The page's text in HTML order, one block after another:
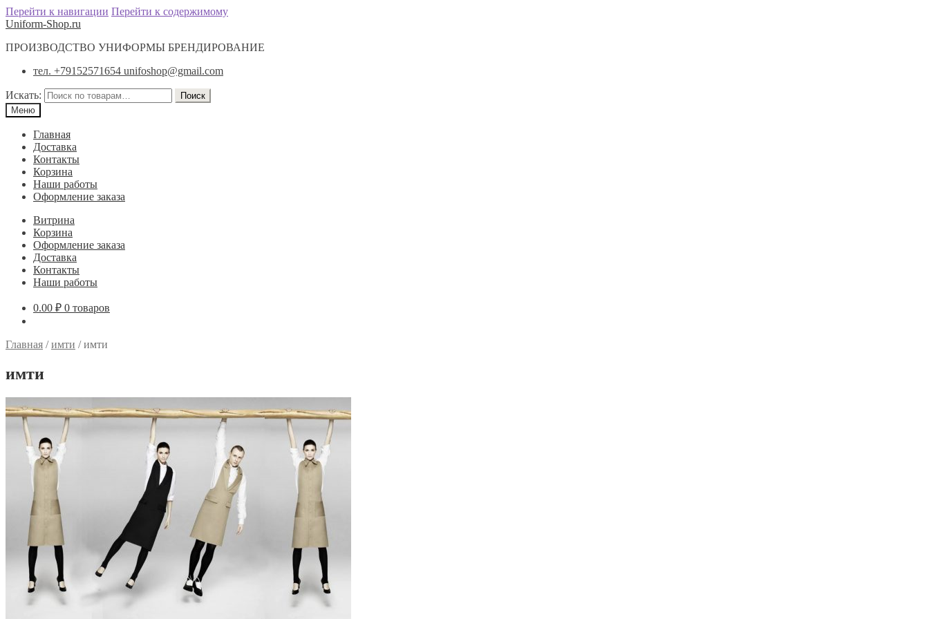
Перейти к навигации Перейти к содержимому
Uniform-Shop.ru
ПРОИЗВОДСТВО УНИФОРМЫ БРЕНДИРОВАНИЕ
тел. +79152571654 unifoshop@gmail.com
Искать:
Поиск
Меню
Главная
Доставка
Контакты
Корзина
Наши работы
Оформление заказа
Витрина
Корзина
Оформление заказа
Доставка
Контакты
Наши работы
0.00 ₽ 0 товаров
Главная /имти /имти
имти